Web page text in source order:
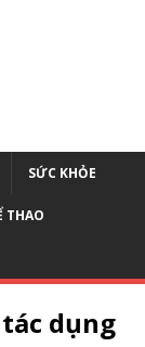
SỨC KHỎE
THAO
dụng